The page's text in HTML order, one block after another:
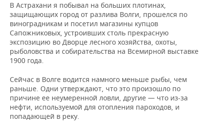
В Астрахани я побывал на больших плотинах,
защищающих город от разлива Волги, прошелся по
виноградникам и посетил магазины купцов
Сапожниковых, устроивших столь прекрасную
экспозицию во Дворце лесного хозяйства, охоты,
рыболовства и собирательства на Всемирной выставке
1900 года.
Сейчас в Волге водится намного меньше рыбы, чем
раньше. Одни утверждают, что это произошло по
причине ее неумеренной ловли, другие — что из-за
нефти, используемой для отопления пароходов, и
попадающей в реку.